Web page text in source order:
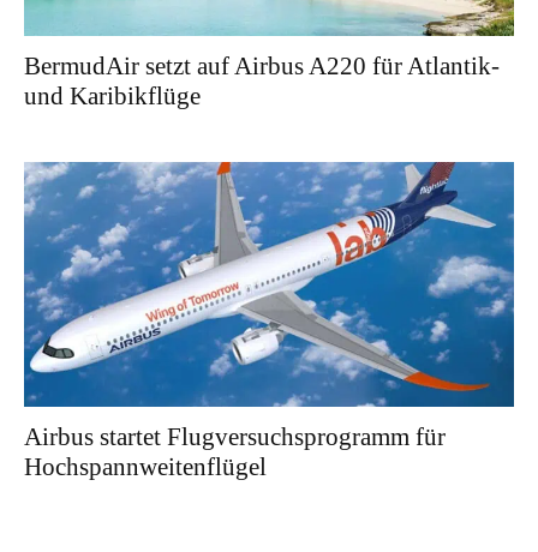
BermudAir setzt auf Airbus A220 für Atlantik-
und Karibikflüge
Airbus startet Flugversuchsprogramm für
Hochspannweitenflügel